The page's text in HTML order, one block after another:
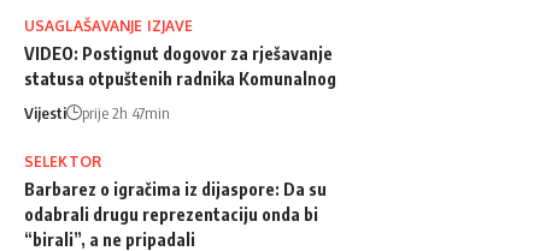
USAGLAŠAVANJE IZJAVE
VIDEO: Postignut dogovor za rješavanje
statusa otpuštenih radnika Komunalnog
Vijesti prije 2h 47min
SELEKTOR
Barbarez o igračima iz dijaspore: Da su
odabrali drugu reprezentaciju onda bi
“birali”, a ne pripadali